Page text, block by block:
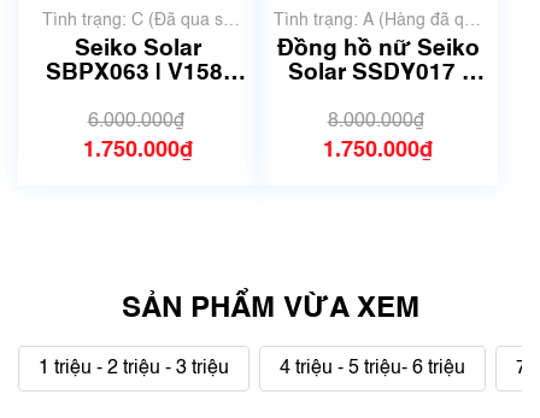
Tình trạng: C (Đã qua sử
dụng, hàng trung bình, có
nhiều xước)
Seiko Solar
SBPX063 | V158-
Mã số 6540
6.000.000₫
1.750.000₫
Tình trạng: A (Hàng đã qua
sử dụng nhưng rất đẹp,
không có xước)
Đồng hồ nữ Seiko
Solar SSDY017 |
27.5mm | Mã số
6568
8.000.000₫
1.750.000₫
SẢN PHẨM VỪA XEM
1 triệu - 2 triệu - 3 triệu 4 triệu - 5 triệu- 6 triệu 7